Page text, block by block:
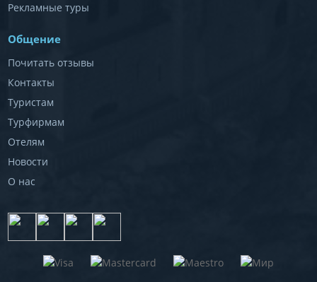
Рекламные туры
Общение
Почитать отзывы
Контакты
Туристам
Турфирмам
Отелям
Новости
О нас